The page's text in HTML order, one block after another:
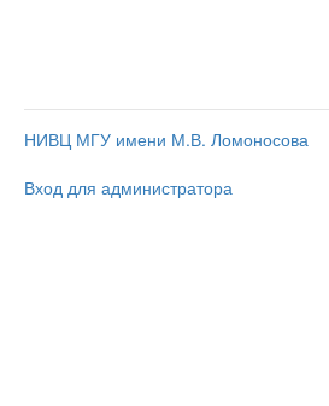
НИВЦ МГУ имени М.В. Ломоносова
Вход для администратора